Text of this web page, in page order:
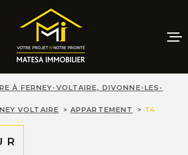
MAISONS
À FERNEY-VOLTAIRE, DIVONNE-LES-
VOLTAIRE APPARTEMENT T4